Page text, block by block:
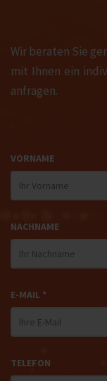
Wir beraten Sie
mit Ihnen ein
anfragen.
VORNAME
NACHNAME
E-MAIL *
TELEFON